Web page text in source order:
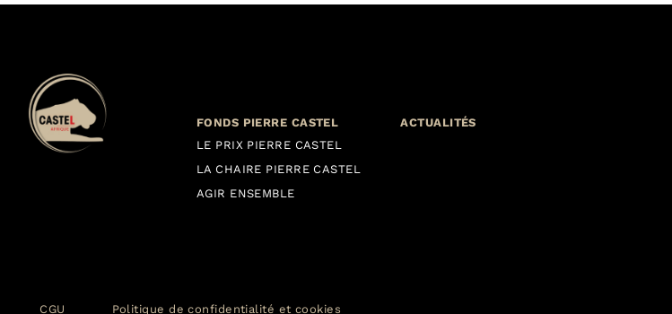
FONDS PIERRE CASTEL
LE PRIX PIERRE CASTEL
LA CHAIRE PIERRE CASTEL
AGIR ENSEMBLE
ACTUALITÉS
CGU Politique de confidentialité et cookies